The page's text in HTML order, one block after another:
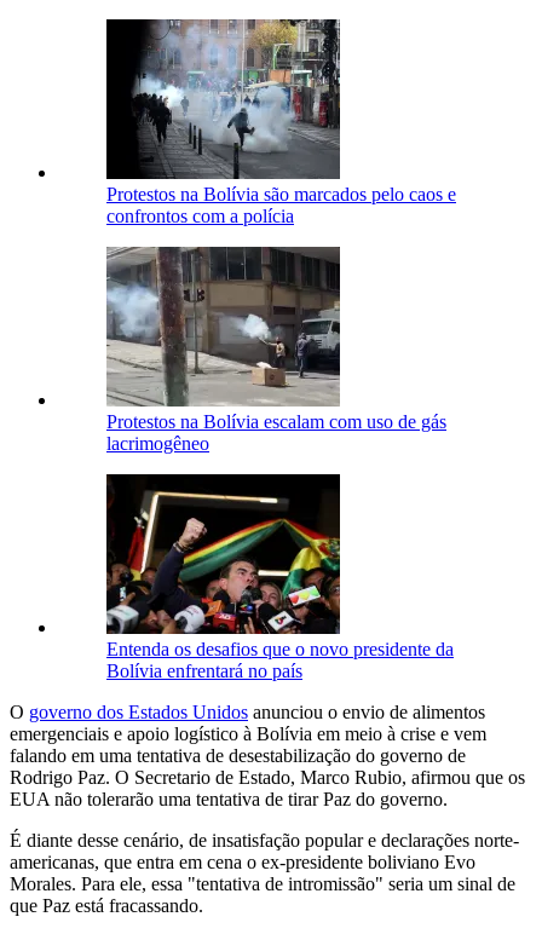
Protestos na Bolívia são marcados pelo caos e
confrontos com a polícia
Protestos na Bolívia escalam com uso de gás
lacrimogêneo
Entenda os desafios que o novo presidente da
Bolívia enfrentará no país
O governo dos Estados Unidos anunciou o envio de alimentos
emergenciais e apoio logístico à Bolívia em meio à crise e vem
falando em uma tentativa de desestabilização do governo de
Rodrigo Paz. O Secretario de Estado, Marco Rubio, afirmou que os
EUA não tolerarão uma tentativa de tirar Paz do governo.
É diante desse cenário, de insatisfação popular e declarações norte-
americanas, que entra em cena o ex-presidente boliviano Evo
Morales. Para ele, essa "tentativa de intromissão" seria um sinal de
que Paz está fracassando.